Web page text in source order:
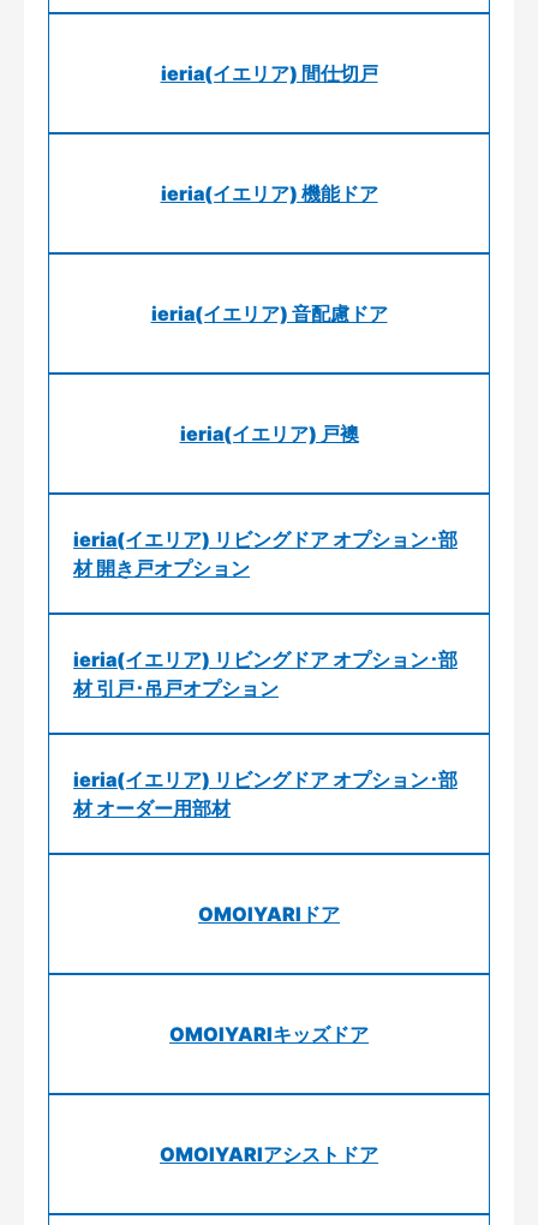
ieria(イエリア) 間仕切戸
ieria(イエリア) 機能ドア
ieria(イエリア) 音配慮ドア
ieria(イエリア) 戸襖
ieria(イエリア) リビングドア オプション･部
材 開き戸オプション
ieria(イエリア) リビングドア オプション･部
材 引戸･吊戸オプション
ieria(イエリア) リビングドア オプション･部
材 オーダー用部材
OMOIYARIドア
OMOIYARIキッズドア
OMOIYARIアシストドア